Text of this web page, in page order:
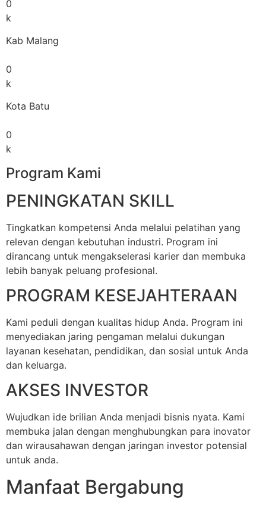
0
k
Kab Malang
0
k
Kota Batu
0
k
Program Kami
PENINGKATAN SKILL
Tingkatkan kompetensi Anda melalui pelatihan yang
relevan dengan kebutuhan industri. Program ini
dirancang untuk mengakselerasi karier dan membuka
lebih banyak peluang profesional.
PROGRAM KESEJAHTERAAN
Kami peduli dengan kualitas hidup Anda. Program ini
menyediakan jaring pengaman melalui dukungan
layanan kesehatan, pendidikan, dan sosial untuk Anda
dan keluarga.
AKSES INVESTOR
Wujudkan ide brilian Anda menjadi bisnis nyata. Kami
membuka jalan dengan menghubungkan para inovator
dan wirausahawan dengan jaringan investor potensial
untuk anda.
Manfaat Bergabung